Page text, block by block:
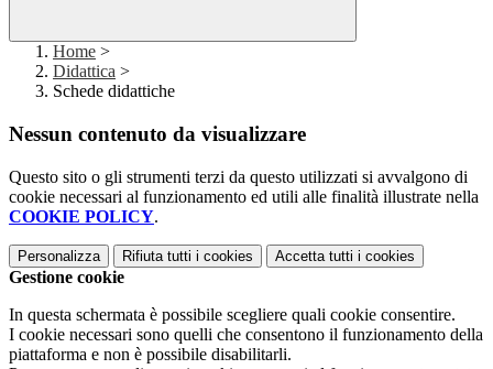
Home >
Didattica >
Schede didattiche
Nessun contenuto da visualizzare
Questo sito o gli strumenti terzi da questo utilizzati si avvalgono di
cookie necessari al funzionamento ed utili alle finalità illustrate nella
COOKIE POLICY.
Personalizza Rifiuta tutti i cookies Accetta tutti i cookies
Gestione cookie
In questa schermata è possibile scegliere quali cookie consentire.
I cookie necessari sono quelli che consentono il funzionamento della
piattaforma e non è possibile disabilitarli.